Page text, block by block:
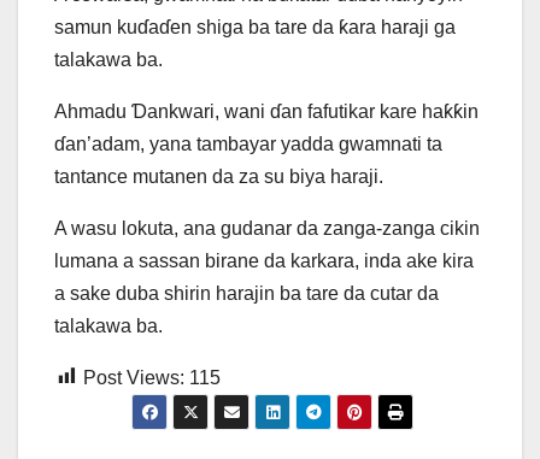
samun kuɗaɗen shiga ba tare da ƙara haraji ga
talakawa ba.
Ahmadu Ɗankwari, wani ɗan fafutikar kare haƙƙin
ɗan’adam, yana tambayar yadda gwamnati ta
tantance mutanen da za su biya haraji.
A wasu lokuta, ana gudanar da zanga-zanga cikin
lumana a sassan birane da karkara, inda ake kira
a sake duba shirin harajin ba tare da cutar da
talakawa ba.
Post Views: 115